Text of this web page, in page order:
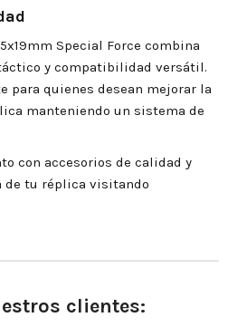
Special Force combina
y compatibilidad versátil.
para quienes desean mejorar la
manteniendo un sistema de
con accesorios de calidad y
de tu réplica visitando
clientes: